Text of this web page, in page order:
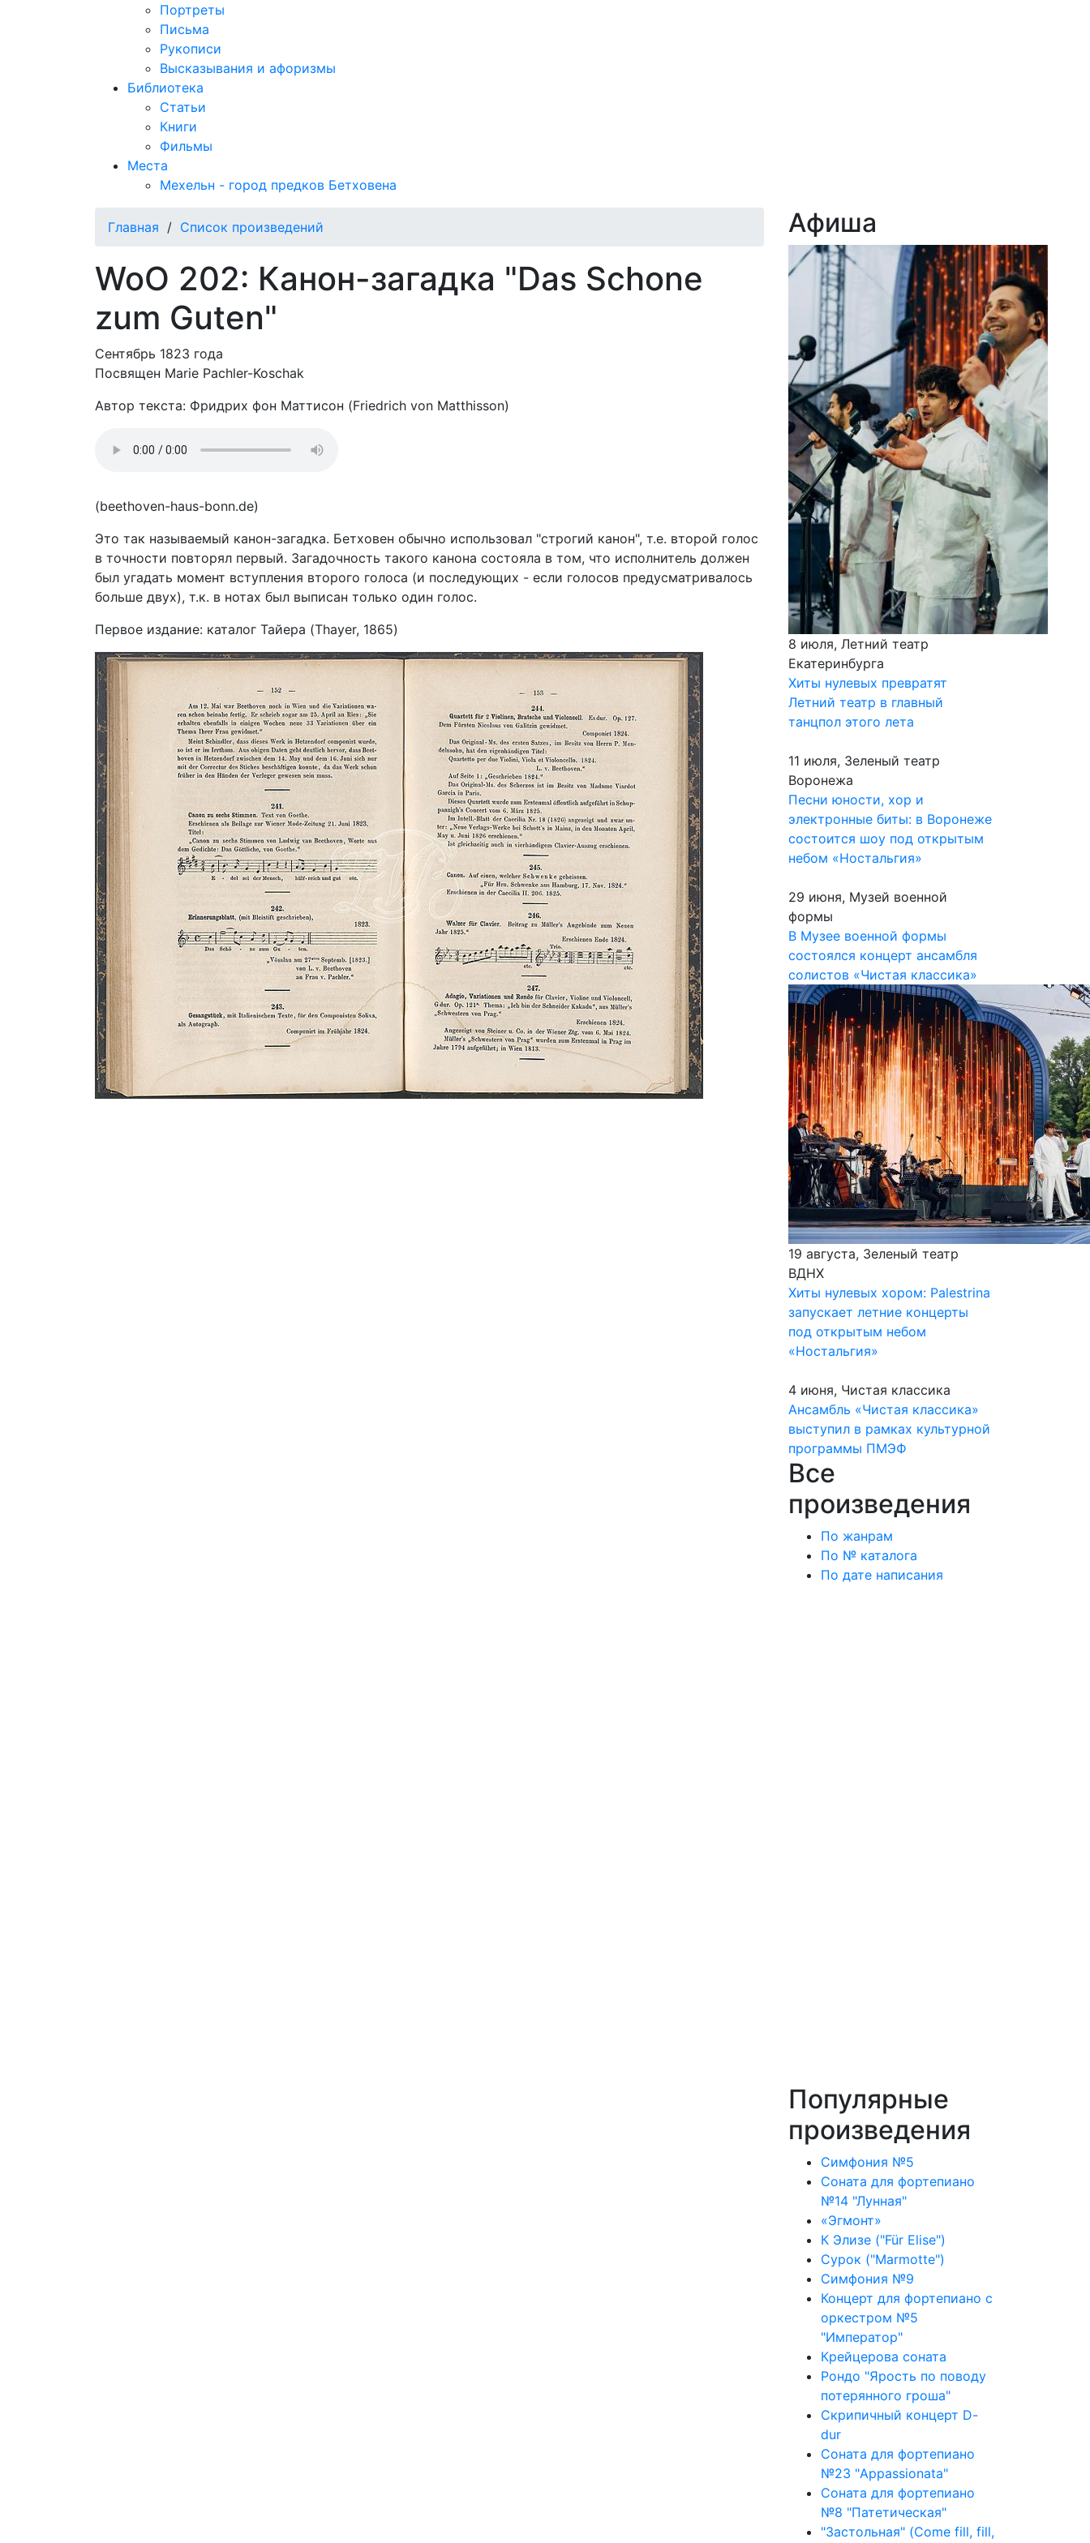
Портреты
Письма
Рукописи
Высказывания и афоризмы
Библиотека
Статьи
Книги
Фильмы
Места
Мехельн - город предков Бетховена
Главная / Список произведений
WoO 202: Канон-загадка "Das Schone
zum Guten"
Сентябрь 1823 года
Посвящен Marie Pachler-Koschak
Автор текста: Фридрих фон Маттисон (Friedrich von Matthisson)
(beethoven-haus-bonn.de)
Это так называемый канон-загадка. Бетховен обычно использовал "строгий канон", т.е. второй голос
в точности повторял первый. Загадочность такого канона состояла в том, что исполнитель должен
был угадать момент вступления второго голоса (и последующих - если голосов предусматривалось
больше двух), т.к. в нотах был выписан только один голос.
Первое издание: каталог Тайера (Thayer, 1865)
Афиша
8 июля, Летний театр
Екатеринбурга
Хиты нулевых превратят
Летний театр в главный
танцпол этого лета
11 июля, Зеленый театр
Воронежа
Песни юности, хор и
электронные биты: в Воронеже
состоится шоу под открытым
небом «Ностальгия»
29 июня, Музей военной
формы
В Музее военной формы
состоялся концерт ансамбля
солистов «Чистая классика»
19 августа, Зеленый театр
ВДНХ
Хиты нулевых хором: Palestrina
запускает летние концерты
под открытым небом
«Ностальгия»
4 июня, Чистая классика
Ансамбль «Чистая классика»
выступил в рамках культурной
программы ПМЭФ
Все
произведения
По жанрам
По № каталога
По дате написания
Популярные
произведения
Симфония №5
Соната для фортепиано
№14 "Лунная"
«Эгмонт»
К Элизе ("Für Elise")
Сурок ("Marmotte")
Симфония №9
Концерт для фортепиано с
оркестром №5
"Император"
Крейцерова соната
Рондо "Ярость по поводу
потерянного гроша"
Скрипичный концерт D-
dur
Соната для фортепиано
№23 "Appassionata"
Соната для фортепиано
№8 "Патетическая"
"Застольная" (Come fill, fill,